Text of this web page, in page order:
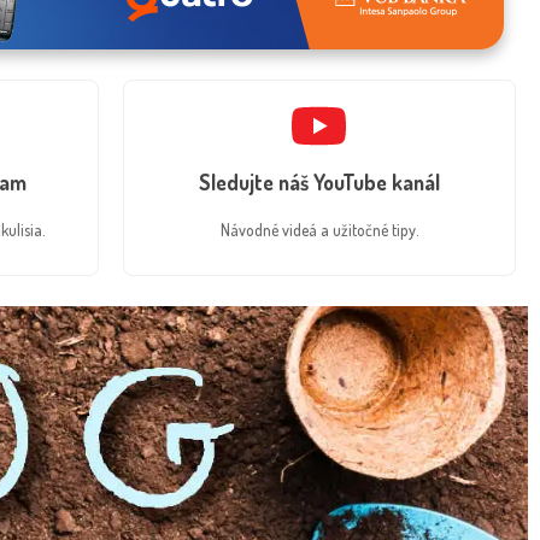
Sledujte náš YouTube kanál
Návodné videá a užitočné tipy.